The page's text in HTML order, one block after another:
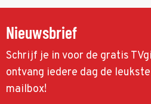
Nieuwsbrief
Schrijf je in voor de gratis
ontvang iedere dag de
mailbox!